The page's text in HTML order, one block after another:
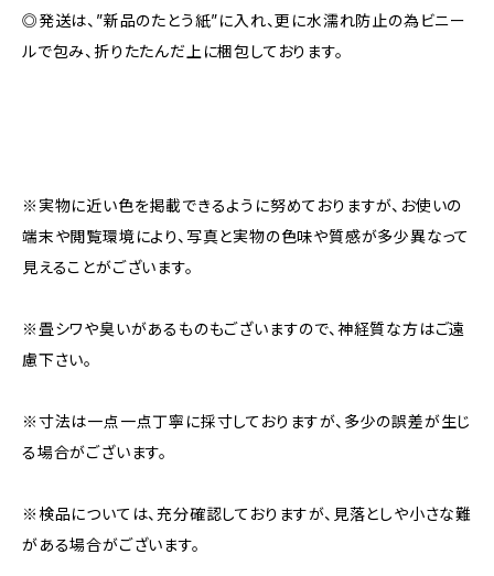
◎発送は、”新品のたとう紙”に入れ、更に水濡れ防止の為ビニー
ルで包み、折りたたんだ上に梱包しております。
※実物に近い色を掲載できるように努めておりますが、お使いの
端末や閲覧環境により、写真と実物の色味や質感が多少異なって
見えることがございます。
※畳シワや臭いがあるものもございますので、神経質な方はご遠
慮下さい。
※寸法は一点一点丁寧に採寸しておりますが、多少の誤差が生じ
る場合がございます。
※検品については、充分確認しておりますが、見落としや小さな難
がある場合がございます。